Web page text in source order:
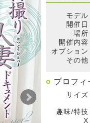
モデル
開催
場所
開催内容
オプション
その他
プロフィ
サイズ
趣味/特技
X